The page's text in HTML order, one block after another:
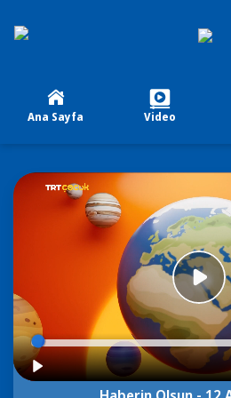
Ana Sayfa Video